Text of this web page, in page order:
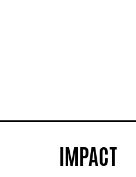
IMPACT